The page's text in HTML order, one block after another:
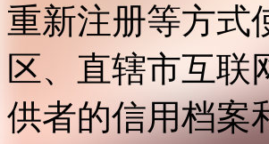
重新注册等方式
区、直辖市互联
供者的信用档案